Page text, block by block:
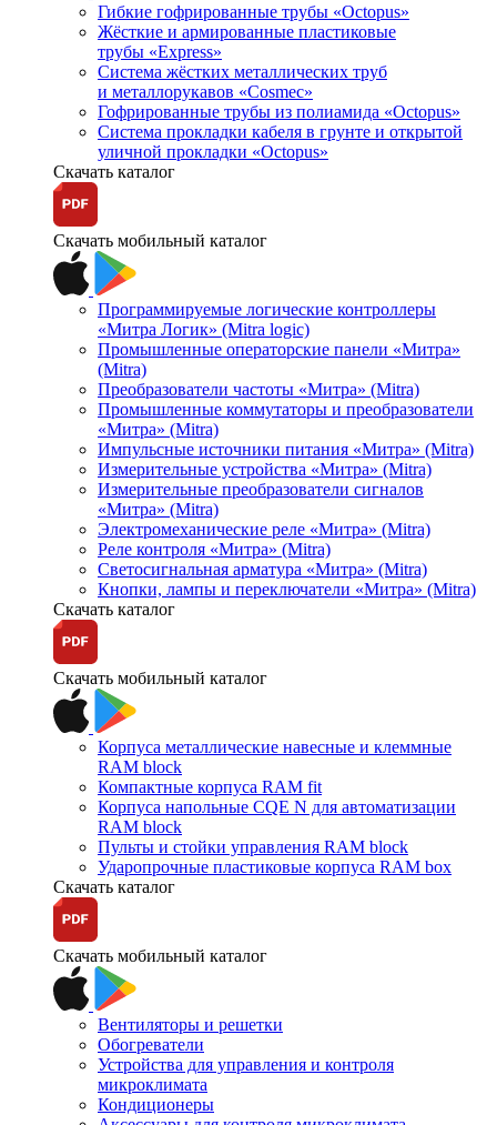
Гибкие гофрированные трубы «Octopus»
Жёсткие и армированные пластиковые
трубы «Express»
Система жёстких металлических труб
и металлорукавов «Cosmec»
Гофрированные трубы из полиамида «Octopus»
Система прокладки кабеля в грунте и открытой
уличной прокладки «Octopus»
Скачать каталог
Скачать мобильный каталог
Программируемые логические контроллеры
«Митра Логик» (Mitra logic)
Промышленные операторские панели «Митра»
(Mitra)
Преобразователи частоты «Митра» (Mitra)
Промышленные коммутаторы и преобразователи
«Митра» (Mitra)
Импульсные источники питания «Митра» (Mitra)
Измерительные устройства «Митра» (Mitra)
Измерительные преобразователи сигналов
«Митра» (Mitra)
Электромеханические реле «Митра» (Mitra)
Реле контроля «Митра» (Mitra)
Светосигнальная арматура «Митра» (Mitra)
Кнопки, лампы и переключатели «Митра» (Mitra)
Скачать каталог
Скачать мобильный каталог
Корпуса металлические навесные и клеммные
RAM block
Компактные корпуса RAM fit
Корпуса напольные CQE N для автоматизации
RAM block
Пульты и стойки управления RAM block
Ударопрочные пластиковые корпуса RAM box
Скачать каталог
Скачать мобильный каталог
Вентиляторы и решетки
Обогреватели
Устройства для управления и контроля
микроклимата
Кондиционеры